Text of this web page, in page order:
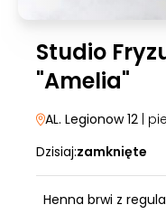
Studio
"Amelia"
AL. Legionow 12 |
Dzisiaj:zamknięte
Henna brwi z